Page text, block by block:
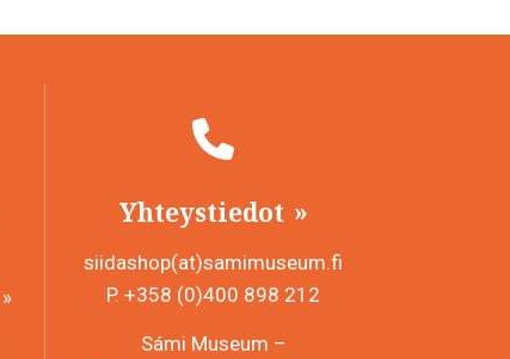
Yhteystiedot
siidashop(at)samimuseum.fi
P. +358 (0)400 898 212
Sámi Museum –